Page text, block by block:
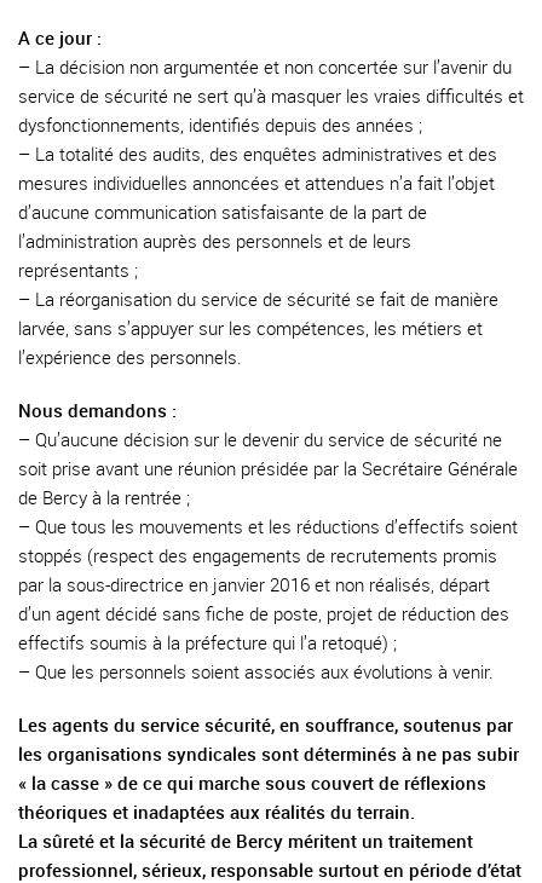
A ce jour :
– La décision non argumentée et non concertée sur l’avenir du
service de sécurité ne sert qu’à masquer les vraies difficultés et
dysfonctionnements, identifiés depuis des années ;
– La totalité des audits, des enquêtes administratives et des
mesures individuelles annoncées et attendues n’a fait l’objet
d’aucune communication satisfaisante de la part de
l’administration auprès des personnels et de leurs
représentants ;
– La réorganisation du service de sécurité se fait de manière
larvée, sans s’appuyer sur les compétences, les métiers et
l’expérience des personnels.
Nous demandons :
– Qu’aucune décision sur le devenir du service de sécurité ne
soit prise avant une réunion présidée par la Secrétaire Générale
de Bercy à la rentrée ;
– Que tous les mouvements et les réductions d’effectifs soient
stoppés (respect des engagements de recrutements promis
par la sous-directrice en janvier 2016 et non réalisés, départ
d’un agent décidé sans fiche de poste, projet de réduction des
effectifs soumis à la préfecture qui l’a retoqué) ;
– Que les personnels soient associés aux évolutions à venir.
Les agents du service sécurité, en souffrance, soutenus par
les organisations syndicales sont déterminés à ne pas subir
« la casse » de ce qui marche sous couvert de réflexions
théoriques et inadaptées aux réalités du terrain.
La sûreté et la sécurité de Bercy méritent un traitement
professionnel, sérieux, responsable surtout en période d’état